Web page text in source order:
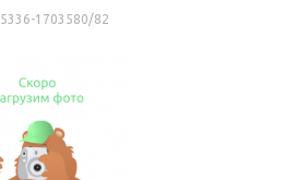
5336-1703580/82